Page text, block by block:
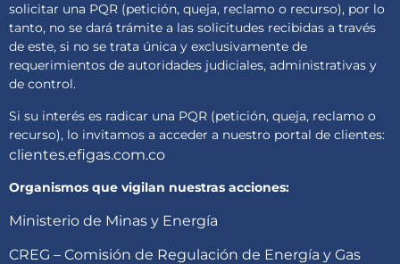
solicitar una PQR (petición, queja, reclamo o recurso), por lo
tanto, no se dará trámite a las solicitudes recibidas a través
de este, si no se trata única y exclusivamente de
requerimientos de autoridades judiciales, administrativas y
de control.
Si su interés es radicar una PQR (petición, queja, reclamo o
recurso), lo invitamos a acceder a nuestro portal de clientes:
clientes.efigas.com.co
Organismos que vigilan nuestras acciones:
Ministerio de Minas y Energía
CREG – Comisión de Regulación de Energía y Gas